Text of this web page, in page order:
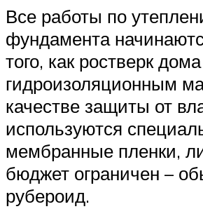
Все работы по
фундамента
того, как ростверк
гидроизоляционным
качестве защиты от
используются
мембранные пленки,
бюджет ограничен –
рубероид.